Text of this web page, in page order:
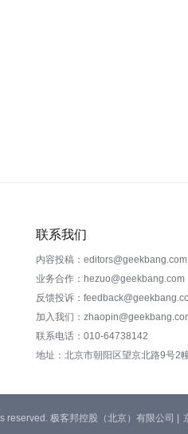
联系我们
内容投稿：editors@geekbang.com
业务合作：hezuo@geekbang.com
反馈投诉：
加入我们：
联系电话：010-64738142
地址：北京市朝阳区望京北路9号2
极客邦控股（北京）有限公司 |